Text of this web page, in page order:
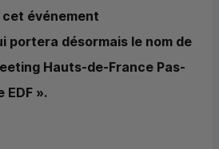
événement
portera désormais le nom de
Hauts-de-France Pas-
EDF ».